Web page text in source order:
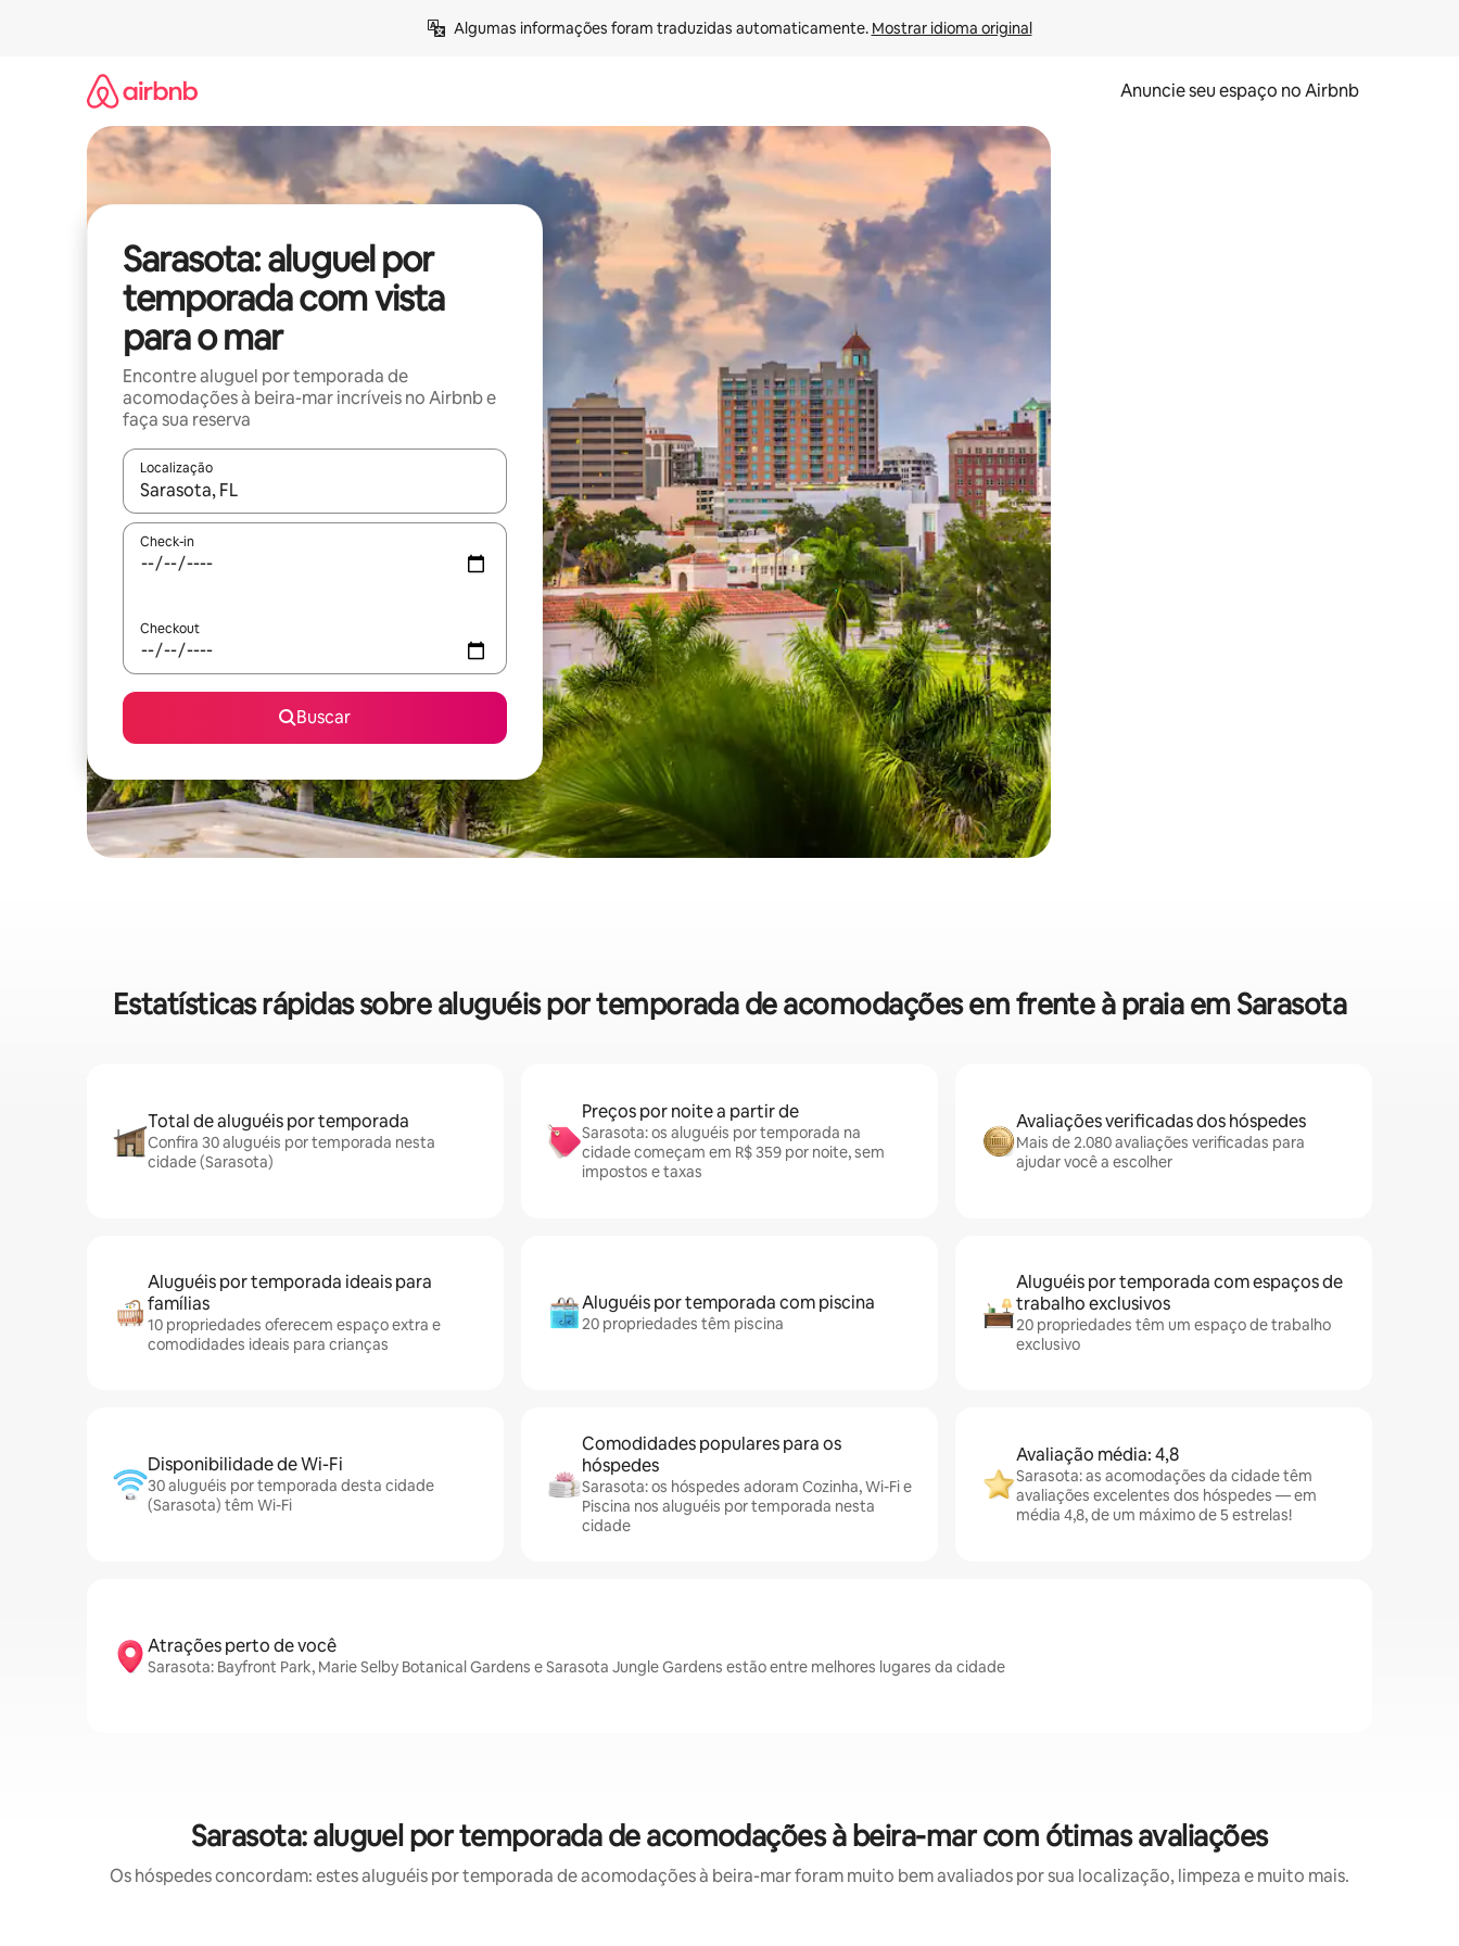
Algumas informações foram traduzidas automaticamente. Mostrar idioma original
Anuncie seu espaço no Airbnb
Sarasota: aluguel por
temporada com vista
para o mar
Encontre aluguel por temporada de
acomodações à beira-mar incríveis no Airbnb e
faça sua reserva
Localização
Quando os resultados estiverem disponíveis, explore-os usando as seta para cima e para baixo do teclado ou tocando e deslizando o dedo na tela.
Check-in
Checkout
Buscar
Estatísticas rápidas sobre aluguéis por temporada de acomodações em frente à praia em Sarasota
Total de aluguéis por temporada
Confira 30 aluguéis por temporada nesta
cidade (Sarasota)
Preços por noite a partir de
Sarasota: os aluguéis por temporada na
cidade começam em R$ 359 por noite, sem
impostos e taxas
Avaliações verificadas dos hóspedes
Mais de 2.080 avaliações verificadas para
ajudar você a escolher
Aluguéis por temporada ideais para
famílias
10 propriedades oferecem espaço extra e
comodidades ideais para crianças
Aluguéis por temporada com piscina
20 propriedades têm piscina
Aluguéis por temporada com espaços de
trabalho exclusivos
20 propriedades têm um espaço de trabalho
exclusivo
Disponibilidade de Wi-Fi
30 aluguéis por temporada desta cidade
(Sarasota) têm Wi-Fi
Comodidades populares para os
hóspedes
Sarasota: os hóspedes adoram Cozinha, Wi-Fi e
Piscina nos aluguéis por temporada nesta
cidade
Avaliação média: 4,8
Sarasota: as acomodações da cidade têm
avaliações excelentes dos hóspedes — em
média 4,8, de um máximo de 5 estrelas!
Atrações perto de você
Sarasota: Bayfront Park, Marie Selby Botanical Gardens e Sarasota Jungle Gardens estão entre melhores lugares da cidade
Sarasota: aluguel por temporada de acomodações à beira-mar com ótimas avaliações
Os hóspedes concordam: estes aluguéis por temporada de acomodações à beira-mar foram muito bem avaliados por sua localização, limpeza e muito mais.